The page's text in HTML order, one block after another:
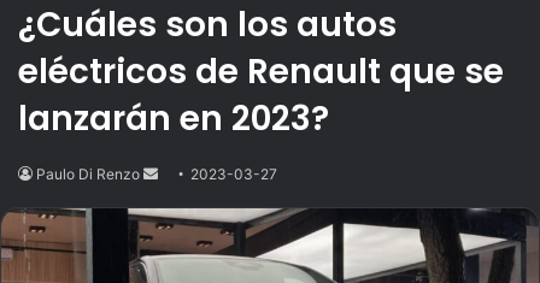
¿Cuáles son los autos
eléctricos de Renault que se
lanzarán en 2023?
Paulo Di Renzo
Send
email
2023-03-27